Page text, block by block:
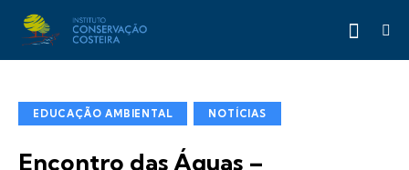
EDUCAÇÃO AMBIENTAL NOTÍCIAS
Encontro das Águas –